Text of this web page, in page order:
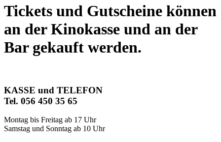
Tickets und Gutscheine können
an der Kinokasse und an der
Bar gekauft werden.
KASSE und TELEFON
Tel. 056 450 35 65
Montag bis Freitag ab 17 Uhr
Samstag und Sonntag ab 10 Uhr